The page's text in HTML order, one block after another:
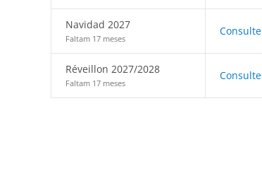
Navidad 2027
Faltam 17 meses
Consulte
Réveillon 2027/2028
Faltam 17 meses
Consulte